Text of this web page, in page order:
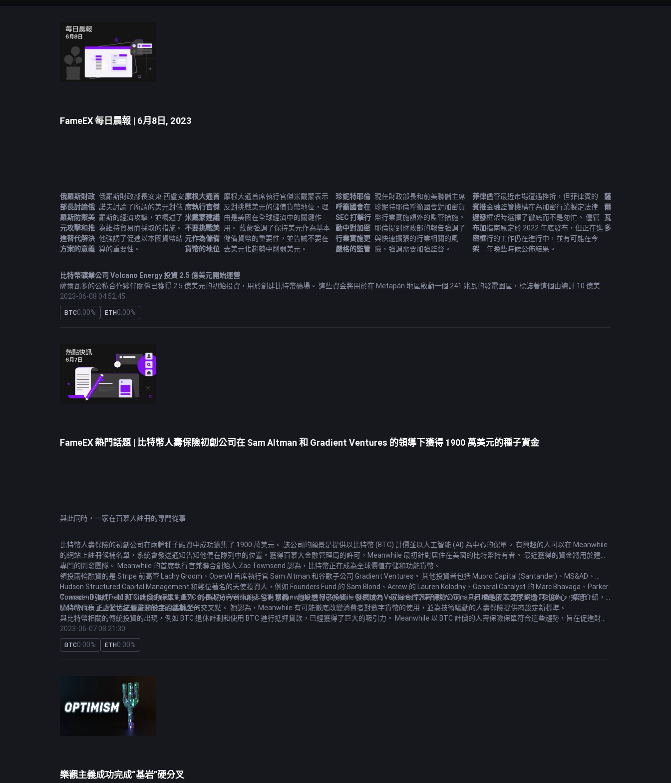
FameEX 每日晨報 | 6月8日, 2023
俄羅斯財政
部長討論俄
羅斯防禦美
元攻擊和推
進替代解決
方案的意義
俄羅斯財政部長安東·西盧安
諾夫討論了所謂的美元對俄
羅斯的經濟攻擊，並概述了
為維持貿易而採取的措施。
他強調了促進以本國貨幣結
算的重要性。
摩根大通首
席執行官傑
米戴蒙建議
不要挑戰美
元作為儲備
貨幣的地位
摩根大通首席執行官傑米戴蒙表示
反對挑戰美元的儲備貨幣地位，理
由是美國在全球經濟中的關鍵作
用。 戴蒙強調了保持美元作為基本
儲備貨幣的重要性，並告誡不要在
去美元化趨勢中削弱美元。
珍妮特耶倫
呼籲國會在
SEC 打擊行
動中對加密
行業實施更
嚴格的監管
現任財政部長和前美聯儲主席
珍妮特耶倫呼籲國會對加密貨
幣行業實施額外的監管措施。
耶倫提到財政部的報告強調了
與快速擴張的行業相關的風
險，強調需要加強監督。
菲律
賓推
遲發
布加
密框
架
儘管最近市場遭遇挫折，但菲律賓的
金融監管機構在為加密行業製定法律
框架時選擇了徹底而不是匆忙。 儘管
指南原定於 2022 年底發布，但正在進
行的工作仍在進行中，並有可能在今
年晚些時候公佈結果。
薩
爾
瓦
多
比特幣礦業公司 Volcano Energy 投資 2.5 億美元開始運營
薩爾瓦多的公私合作夥伴關係已獲得 2.5 億美元的初始投資，用於創建比特幣礦場。 這些資金將用於在 Metapán 地區啟動一個 241 兆瓦的發電園區，標誌著這個由總計 10 億美元
支持的雄心勃勃的項目的開始。
美國金融服務委員會設定日期討論加密貨幣的未來前景
英國金融行為監管局 (FCA) 出台了針對加密貨幣廣告的強化法規
英國金融行為監管局 (FCA) 出台了一套法規來限制加密貨幣公司的某些營銷行為，目的是保護消費者。 根據計劃於 2023 年 10 月 8 日生效的新規則，FCA 將加密貨幣歸類為高風險
投資。
免責聲明：本欄目提供的信息僅供參考，不代表任何投資建議或FameEX官方觀點。
2023-06-08 04:52:45
BTC0.00% ETH0.00%
FameEX 熱門話題 | 比特幣人壽保險初創公司在 Sam Altman 和 Gradient Ventures 的領導下獲得 1900 萬美元的種子資金
與此同時，一家在百慕大註冊的專門從事
比特幣人壽保險的初創公司在兩輪種子融資中成功籌集了 1900 萬美元。 該公司的願景是提供以比特幣 (BTC) 計價並以人工智能 (AI) 為中心的保單。 有興趣的人可以在 Meanwhile
的網站上註冊候補名單，系統會發送通知告知他們在隊列中的位置。獲得百慕大金融管理局的許可，Meanwhile 最初針對居住在美國的比特幣持有者。 最近獲得的資金將用於建立
專門的開發團隊。 Meanwhile 的首席執行官兼聯合創始人 Zac Townsend 認為，比特幣正在成為全球價值存儲和功能貨幣。
領投兩輪融資的是 Stripe 前高管 Lachy Groom、OpenAI 首席執行官 Sam Altman 和谷歌子公司 Gradient Ventures。 其他投資者包括 Muoro Capital (Santander)、MS&AD、
Hudson Structured Capital Management 和幾位著名的天使投資人，例如 Founders Fund 的 Sam Blond、Acrew 的 Lauren Kolodny、General Catalyst 的 Marc Bhavaga、Parker
Conrad、Dylan Field 和 Nick Schrock。此外，6th Man Ventures 也對 Meanwhile 進行了投資。 Gradient Ventures 管理合夥人 Anna Patterson 表達了對公司的信心，表示
Meanwhile 正處於人工智能和數字資產轉型的交叉點。 她認為，Meanwhile 有可能徹底改變消費者對數字貨幣的使用，並為技術驅動的人壽保險提供商設定新標準。
Townsend 強調，以 BTC 計價的保單對 BTC 的長期持有者來說非常有意義。 他設想 Meanwhile 發展成為一家綜合性人壽保險公司，其目標是覆蓋全球超過 10 億人。 據他介紹，
比特幣代表了上個世紀最重要的金融創新之一。
與比特幣相關的傳統投資的出現，例如 BTC 退休計劃和使用 BTC 進行抵押貸款，已經獲得了巨大的吸引力。 Meanwhile 以 BTC 計價的人壽保險保單符合這些趨勢，旨在促進財富
向後代轉移而不增加稅收負擔。 該公司提倡將其方法作為一種深思熟慮的代際財富轉移方法。
免責聲明：本欄目提供的信息僅供參考，不代表任何投資建議或FameEX官方觀點。
2023-06-07 08:21:30
BTC0.00% ETH0.00%
樂觀主義成功完成“基岩”硬分叉